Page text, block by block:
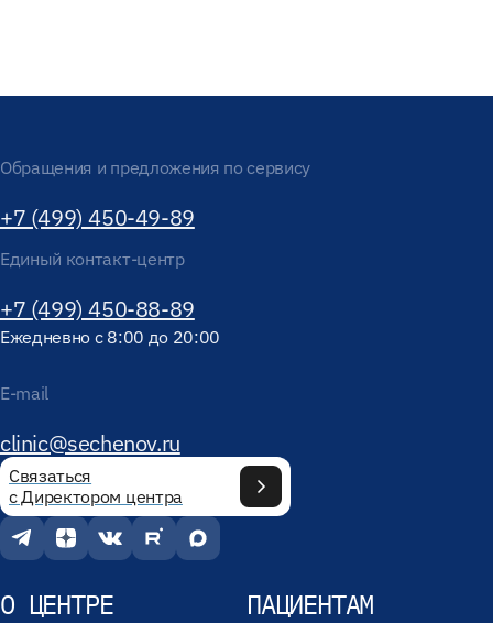
Обращения и предложения по сервису
+7 (499) 450-49-89
Единый контакт-центр
+7 (499) 450-88-89
Ежедневно с 8:00 до 20:00
E-mail
clinic@sechenov.ru
Связаться
с Директором центра
О ЦЕНТРЕ ПАЦИЕНТАМ